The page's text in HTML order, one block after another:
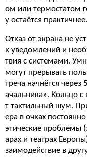
ом или термостатом
у остаётся практичнее.
Отказ от экрана не
к уведомлений и
твия с системами.
могут прерывать
треча начнётся
ачальника». Кольцо
т тактильный шум.
ера в очках
этические проблемы
арах и театрах
заимодействие в